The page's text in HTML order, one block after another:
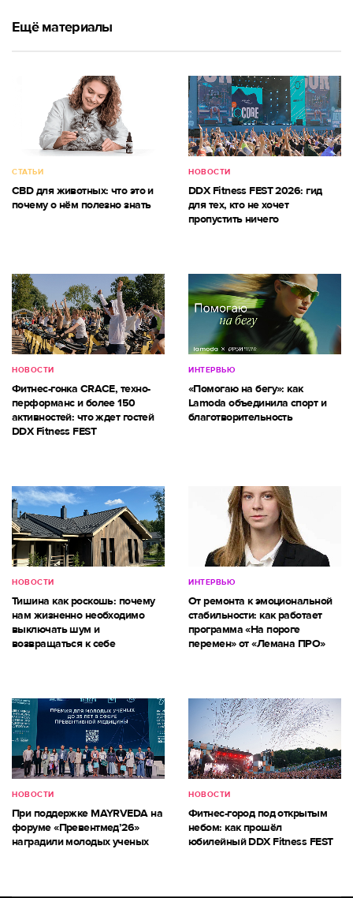
Ещё материалы
СТАТЬИ
CBD для животных: что это и
почему о нём полезно знать
НОВОСТИ
DDX Fitness FEST 2026: гид
для тех, кто не хочет
пропустить ничего
НОВОСТИ
Фитнес-гонка CRACE, техно-
перформанс и более 150
активностей: что ждет гостей
DDX Fitness FEST
ИНТЕРВЬЮ
«Помогаю на бегу»: как
Lamoda объединила спорт и
благотворительность
НОВОСТИ
Тишина как роскошь: почему
нам жизненно необходимо
выключать шум и
возвращаться к себе
ИНТЕРВЬЮ
От ремонта к эмоциональной
стабильности: как работает
программа «На пороге
перемен» от «Лемана ПРО»
НОВОСТИ
При поддержке MAYRVEDA на
форуме «Превентмед’26»
наградили молодых ученых
НОВОСТИ
Фитнес-город под открытым
небом: как прошёл
юбилейный DDX Fitness FEST